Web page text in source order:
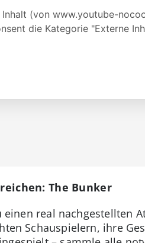
The Bunker
real nachgestellten
Schauspielern, ihre